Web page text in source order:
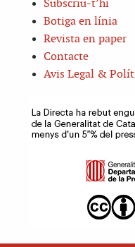
Subscriu-t’hi
Botiga en línia
Revista en paper
Contacte
Avis Legal &